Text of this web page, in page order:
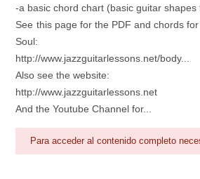
-a basic chord chart (basic guitar shapes
See this page for the PDF and chords
Soul:
http://www.jazzguitarlessons.net/body...
Also see the website:
http://www.jazzguitarlessons.net
And the Youtube Channel for...
Para acceder al contenido completo